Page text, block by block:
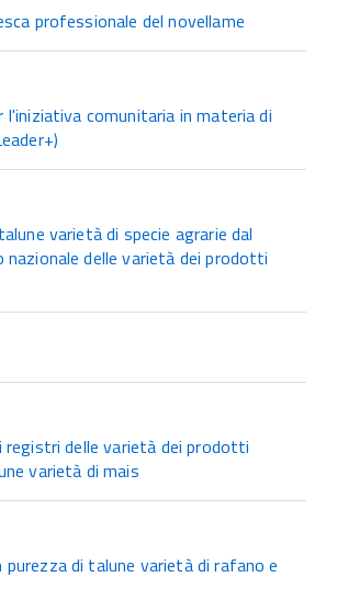
professionale del novellame
l'iniziativa comunitaria in materia di
varietà di specie agrarie dal
delle varietà dei prodotti
registri delle varietà dei prodotti
varietà di mais
purezza di talune varietà di rafano e